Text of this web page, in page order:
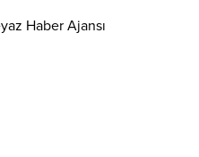
Haber Ajansı